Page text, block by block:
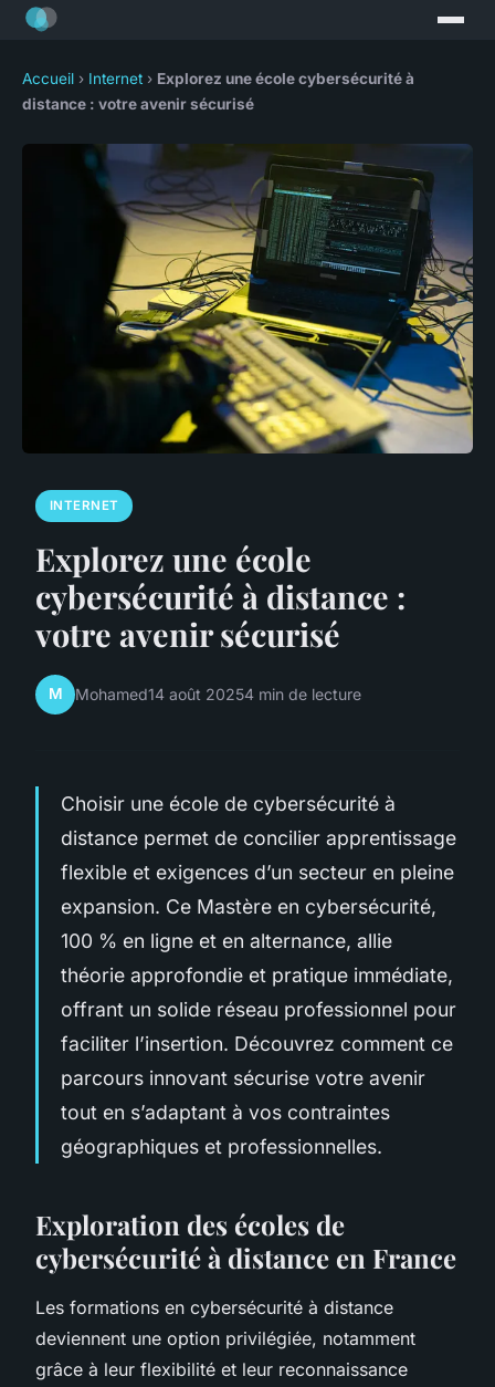
Accueil › Internet › Explorez une école cybersécurité à
distance : votre avenir sécurisé
INTERNET
Explorez une école
cybersécurité à distance :
votre avenir sécurisé
M Mohamed14 août 20254 min de lecture
Choisir une école de cybersécurité à
distance permet de concilier apprentissage
flexible et exigences d’un secteur en pleine
expansion. Ce Mastère en cybersécurité,
100 % en ligne et en alternance, allie
théorie approfondie et pratique immédiate,
offrant un solide réseau professionnel pour
faciliter l’insertion. Découvrez comment ce
parcours innovant sécurise votre avenir
tout en s’adaptant à vos contraintes
géographiques et professionnelles.
Exploration des écoles de
cybersécurité à distance en France
Les formations en cybersécurité à distance
deviennent une option privilégiée, notamment
grâce à leur flexibilité et leur reconnaissance